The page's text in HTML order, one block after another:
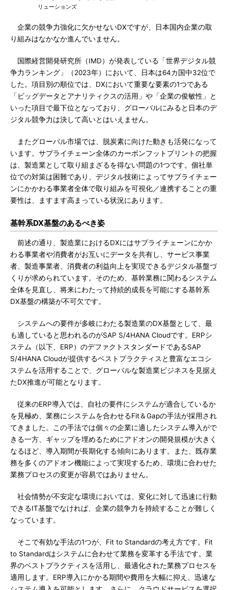
リューションズ
企業の競争力強化に欠かせないDXですが、日本国内企業の取
り組みはなかなか進んでいません。
国際経営開発研究所（IMD）が発表している「世界デジタル競
争力ランキング」（2023年）において、日本は64カ国中32位で
した。項目別の順位では、DXにおいて重要な要素の1つである
「ビッグデータとアナリティクスの活用」や「企業の俊敏性」と
いった項目で最下位となっており、グローバルにみると日本のデ
ジタル競争力は決して高いとはいえません。
またグローバル市場では、脱炭素に向けた動きも活発になって
います。サプライチェーン全体のカーボンフットプリントの把握
は、製造業として取り組まざるを得ない問題の1つです。個社単
位での対策は困難であり、デジタル技術によってサプライチェー
ンにかかわる事業者全体で取り組みを可視化／連携することの重
要性は、ますます高まっている状況にあります。
基幹系DX基盤のあるべき姿
前述の通り、製造業におけるDXにはサプライチェーンにかか
わる事業者や消費者がお互いにデータを共有し、サービス事業
者、製造事業者、消費者の利益向上を実現できるデジタル基盤づ
くりが求められています。そのため、基幹業務に関わるシステム
全体を見直し、将来にわたって持続的成長を可能にする基幹系
DX基盤の構築が不可欠です。
システムへの要件が多岐にわたる製造業のDX基盤として、最
も適していると思われるのがSAP S/4HANA Cloudです。ERPシ
ステム（以下、ERP）のデファクトスタンダードであるSAP
S/4HANA Cloudが提供するベストプラクティスと豊富なエコシ
ステムを活用することで、グローバルな製造業ビジネスを見据え
たDX推進が可能となります。
従来のERP導入では、自社の要件にシステムが適合しているか
を見極め、業務にシステムを合わせるFit＆Gapの手法が採用され
てきました。この手法では個々の企業に適したシステム導入がで
きる一方、ギャップを埋めるためにアドオンの開発規模が大きく
なるほど、導入期間が長期化する傾向にあります。また、既存業
務を多くのアドオン機能によって実現するため、環境に合わせた
業務プロセスの変更が容易ではありません。
社会情勢が不安定な環境においては、変化に対して迅速に行動
できるIT基盤でなければ、企業の競争力を持続することが難しく
なっています。
そこで有効な手法の1つが、Fit to Standardの考え方です。Fit
to Standardはシステムに合わせて業務を変革する手法です。業
界のベストプラクティスを活用し、最適化された業務プロセスを
適用します。ERP導入にかかる期間や費用を大幅に抑え、迅速な